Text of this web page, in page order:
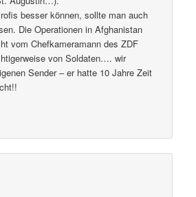
besser können, sollte man auch
Die Operationen in Afghanistan
vom Chefkameramann des ZDF
von Soldaten…. wir
Sender – er hatte 10 Jahre Zeit